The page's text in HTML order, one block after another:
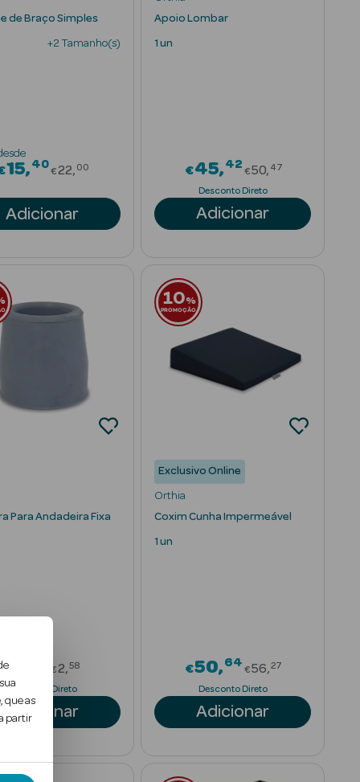
que as
partir
de Braço Simples
+2 Tamanho(s)
15 40Price reduced from
€22 00
Adicionar
Apoio Lombar
1 un
€45 42Price
€50 47
Desconto Direto
Adicionar
Para Andadeira Fixa
€ Price reduced from
€2 58
Desconto Direto
Adicionar
10%
PROMOÇÃO
Exclusivo Online
Orthia
Coxim Cunha Impermeável
1 un
€50 64Price
€56 27
Desconto Direto
Adicionar